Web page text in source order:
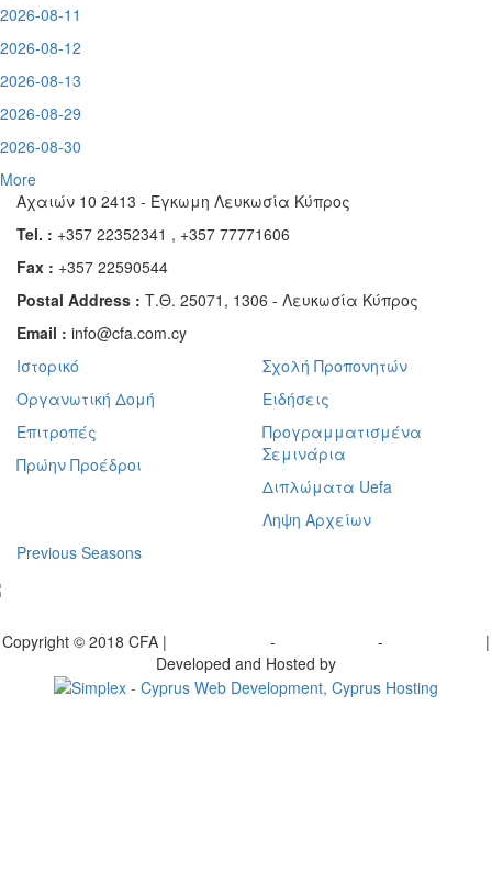
2026-08-11
2026-08-12
2026-08-13
2026-08-29
2026-08-30
More
Αχαιών 10 2413 - Έγκωμη Λευκωσία Κύπρος
Tel. : +357 22352341 , +357 77771606
Fax : +357 22590544
Postal Address : Τ.Θ. 25071, 1306 - Λευκωσία Κύπρος
Email : info@cfa.com.cy
Ιστορικό
Οργανωτική Δομή
Επιτροπές
Πρώην Προέδροι
Σχολή Προπονητών
Ειδήσεις
Προγραμματισμένα
Σεμινάρια
Διπλώματα Uefa
Ληψη Αρχείων
Previous Seasons
Copyright © 2018 CFA | - -
|
Developed and Hosted by